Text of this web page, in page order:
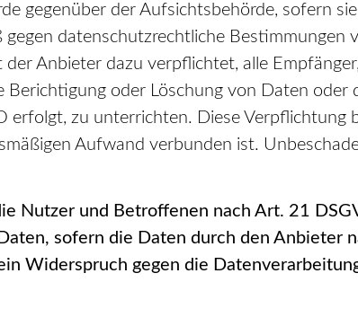
gegenüber der Aufsichtsbehörde, sofern
gegen datenschutzrechtliche Bestimmungen
der Anbieter dazu verpflichtet, alle
Berichtigung oder Löschung von Daten
erfolgt, zu unterrichten. Diese
Aufwand verbunden ist.
Nutzer und Betroffenen nach Art. 21
sofern die Daten durch den Anbieter
Widerspruch gegen die